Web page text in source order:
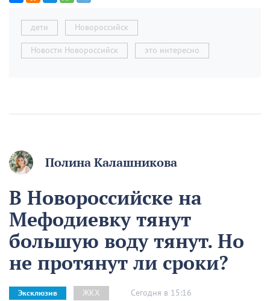
дети Новороссийск
Новости Новороссийск это интересно
Полина Калашникова
В Новороссийске на
Мефодиевку тянут
большую воду тянут. Но
не протянут ли сроки?
Эксклюзив ЖКХ Сегодня в 15:16